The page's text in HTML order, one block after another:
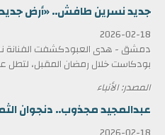
جديد نسرين طافش.. «أرض
2026-02-18
دمشق - هدى العبودكشفت الفنانة
بودكاست خلال رمضان المقبل، لتطل
المصدر: الأنباء
عبدالمجيد مجذوب.. دنجوان